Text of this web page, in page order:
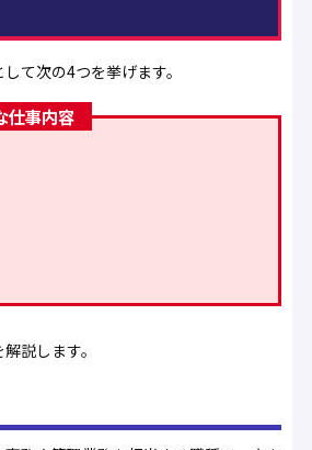
て次の4つを挙げます。
仕事内容
説します。